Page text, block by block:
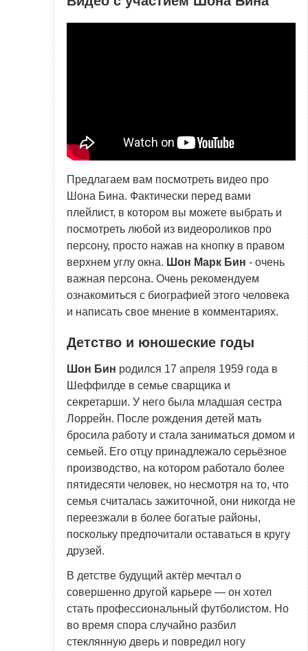
Предлагаем вам посмотреть видео про
Шона Бина. Фактически перед вами
плейлист, в котором вы можете выбрать и
посмотреть любой из видеороликов про
персону, просто нажав на кнопку в правом
верхнем углу окна. Шон Марк Бин - очень
важная персона. Очень рекомендуем
ознакомиться с биографией этого человека
и написать свое мнение в комментариях.
Детство и юношеские годы
Шон Бин родился 17 апреля 1959 года в
Шеффилде в семье сварщика и
секретарши. У него была младшая сестра
Лоррейн. После рождения детей мать
бросила работу и стала заниматься домом и
семьей. Его отцу принадлежало серьёзное
производство, на котором работало более
пятидесяти человек, но несмотря на то, что
семья считалась зажиточной, они никогда не
переезжали в более богатые районы,
поскольку предпочитали оставаться в кругу
друзей.
В детстве будущий актёр мечтал о
совершенно другой карьере — он хотел
стать профессиональный футболистом. Но
во время спора случайно разбил
стеклянную дверь и повредил ногу